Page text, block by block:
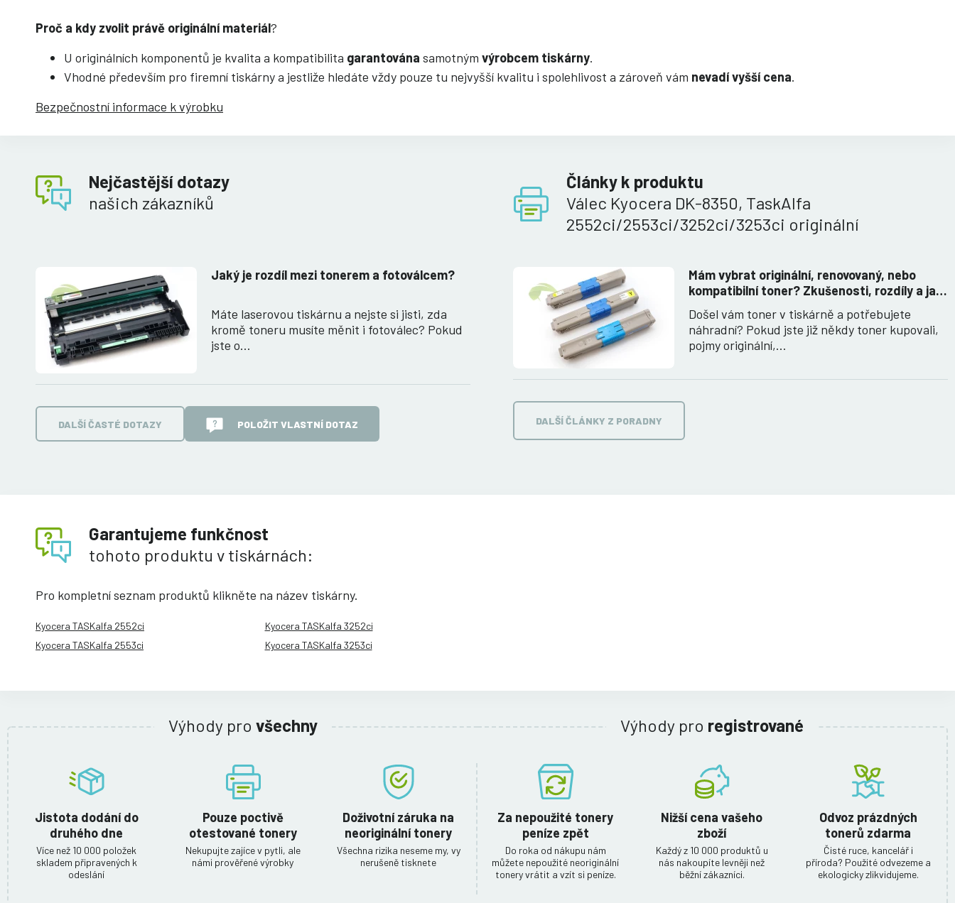
Proč a kdy zvolit právě originální materiál?
U originálních komponentů je kvalita a kompatibilita garantována samotným výrobcem tiskárny.
Vhodné především pro firemní tiskárny a jestliže hledáte vždy pouze tu nejvyšší kvalitu i spolehlivost a zároveň vám nevadí vyšší cena.
Bezpečnostní informace k výrobku
Nejčastější dotazy
našich zákazníků
Články k produktu
Válec Kyocera DK-8350, TaskAlfa
2552ci/2553ci/3252ci/3253ci originální
Jaký je rozdíl mezi tonerem a fotoválcem?
Máte laserovou tiskárnu a nejste si jisti, zda
kromě toneru musíte měnit i fotoválec? Pokud
jste o…
DALŠÍ ČASTÉ DOTAZY POLOŽIT VLASTNÍ DOTAZ
Mám vybrat originální, renovovaný, nebo
kompatibilní toner? Zkušenosti, rozdíly a jak
jich využít.
Došel vám toner v tiskárně a potřebujete
náhradní? Pokud jste již někdy toner kupovali,
pojmy originální,…
DALŠÍ ČLÁNKY Z PORADNY
Garantujeme funkčnost
tohoto produktu v tiskárnách:
Pro kompletní seznam produktů klikněte na název tiskárny.
Kyocera TASKalfa 2552ci
Kyocera TASKalfa 2553ci
Kyocera TASKalfa 3252ci
Kyocera TASKalfa 3253ci
Výhody pro všechny
Jistota dodání do
druhého dne
Více než 10 000 položek
skladem připravených k
odeslání
Pouze poctivě
otestované tonery
Nekupujte zajíce v pytli, ale
námi prověřené výrobky
Doživotní záruka na
neoriginální tonery
Všechna rizika neseme my, vy
nerušeně tisknete
Výhody pro registrované
Za nepoužité tonery
peníze zpět
Do roka od nákupu nám
můžete nepoužité neoriginální
tonery vrátit a vzít si peníze.
Nižší cena vašeho
zboží
Každý z 10 000 produktů u
nás nakoupíte levněji než
běžní zákazníci.
Odvoz prázdných
tonerů zdarma
Čisté ruce, kancelář i
příroda? Použité odvezeme a
ekologicky zlikvidujeme.